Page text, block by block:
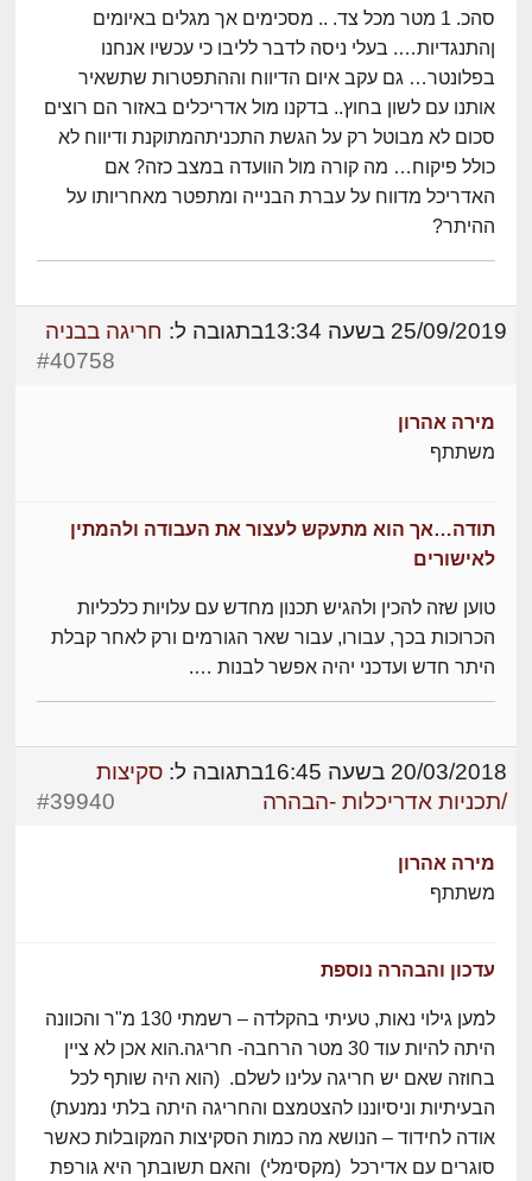
סהכ. 1 מטר מכל צד. .. מסכימים אך מגלים באיומים
ןהתנגדיות…. בעלי ניסה לדבר לליבו כי עכשיו אנחנו
בפלונטר… גם עקב איום הדיווח וההתפטרות שתשאיר
אותנו עם לשון בחוץ.. בדקנו מול אדריכלים באזור הם רוצים
סכום לא מבוטל רק על הגשת התכניתהמתוקנת ודיווח לא
כולל פיקוח… מה קורה מול הוועדה במצב כזה? אם
האדריכל מדווח על עברת הבנייה ומתפטר מאחריותו על
ההיתר?
25/09/2019 בשעה 13:34 בתגובה ל: חריגה בבניה
#40758
מירה אהרון
משתתף
תודה…אך הוא מתעקש לעצור את העבודה ולהמתין
לאישורים
טוען שזה להכין ולהגיש תכנון מחדש עם עלויות כלכליות
הכרוכות בכך, עבורו, עבור שאר הגורמים ורק לאחר קבלת
היתר חדש ועדכני יהיה אפשר לבנות ….
20/03/2018 בשעה 16:45 בתגובה ל: סקיצות
/תכניות אדריכלות -הבהרה
#39940
מירה אהרון
משתתף
עדכון והבהרה נוספת
למען גילוי נאות, טעיתי בהקלדה – רשמתי 130 מ"ר והכוונה
היתה להיות עוד 30 מטר הרחבה- חריגה.הוא אכן לא ציין
בחוזה שאם יש חריגה עלינו לשלם. (הוא היה שותף לכל
הבעיתיות וניסיוננו להצטמצם והחריגה היתה בלתי נמנעת)
אודה לחידוד – הנושא מה כמות הסקיצות המקובלות כאשר
סוגרים עם אדירכל (מקסימלי) והאם תשובתך היא גורפת